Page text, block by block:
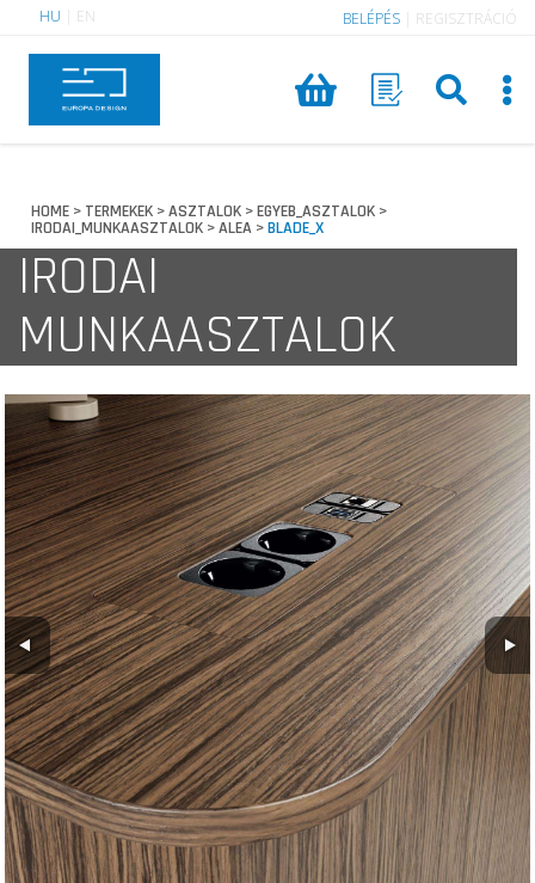
HU EN BELÉPÉS REGISZTRÁCIÓ
HOME > TERMEKEK >ASZTALOK >EGYEB_ASZTALOK >
IRODAI_MUNKAASZTALOK >ALEA >BLADE_X
IRODAI
MUNKAASZTALOK